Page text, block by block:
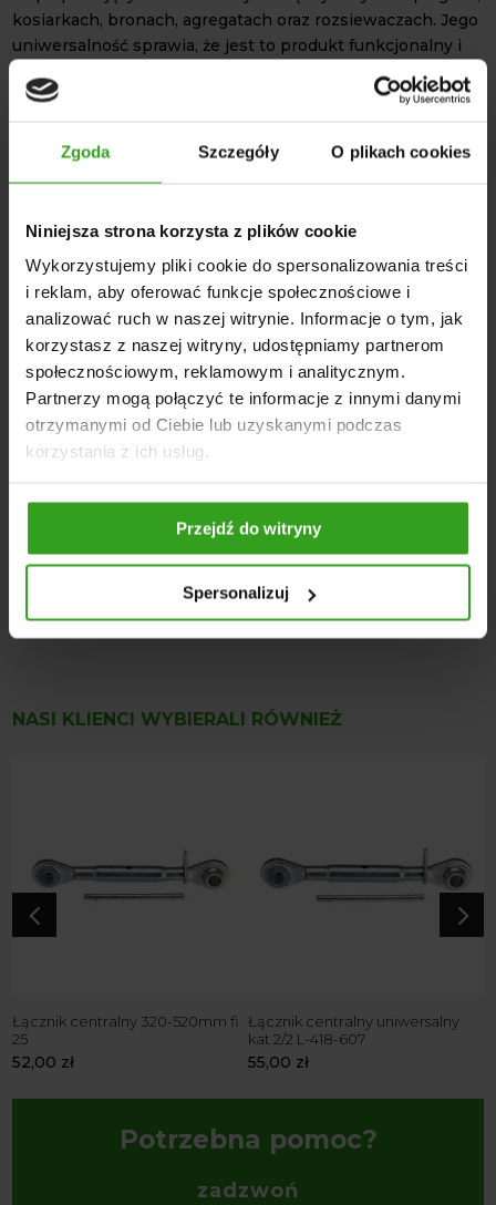
Zgoda Szczegóły O plikach cookies
Niniejsza strona korzysta z plików cookie
Wykorzystujemy pliki cookie do spersonalizowania treści
i reklam, aby oferować funkcje społecznościowe i
analizować ruch w naszej witrynie. Informacje o tym, jak
korzystasz z naszej witryny, udostępniamy partnerom
społecznościowym, reklamowym i analitycznym.
Partnerzy mogą połączyć te informacje z innymi danymi
otrzymanymi od Ciebie lub uzyskanymi podczas
korzystania z ich usług.
Przejdź do witryny
Spersonalizuj
kosiarkach, bronach, agregatach oraz rozsiewaczach. Jego
uniwersalność sprawia, że jest to produkt funkcjonalny i
praktyczny. Szczególnie dobrze sprawdza się w
gospodarstwach rolnych, gdzie jeden ciągnik
Regulowana długość
łącznika centralnego
uniwersalnegow zakresie od 418 mm do 607 mm
potrzeb. Solidna konstrukcja zapewnia odporność na duże
obciążenia i intensywną pracę w terenie. Natomiast,
standardowe otwory 25,4 mm umożliwiają szybki montaż z
wykorzystaniem popularnych sworzni.
DANE TECHNICZNE
Waga: 4 kg
Wymiary całkowite: 35 × 9 × 5 cm
Kategoria: 2/2
cal)
Długość od środka ucha do środka ucha: min. 418 mm /
max. 607 mm
Długość rury: 195 mm
Numery katalogowe: 1375101505, 1375-101505
NASI KLIENCI WYBIERALI RÓWNIEŻ
4
Łącznik centralny 320-520mm fi
25
52,00 zł
Łącznik centralny uniwersalny
kat 2/2 L-418-607
55,00 zł
5
Potrzebna pomoc?
zadzwoń